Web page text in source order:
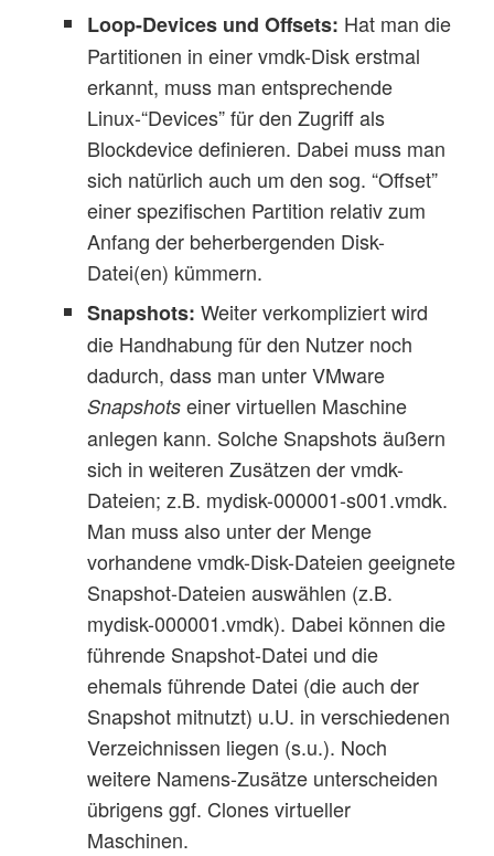
Loop-Devices und Offsets: Hat man die
Partitionen in einer vmdk-Disk erstmal
erkannt, muss man entsprechende
Linux-“Devices” für den Zugriff als
Blockdevice definieren. Dabei muss man
sich natürlich auch um den sog. “Offset”
einer spezifischen Partition relativ zum
Anfang der beherbergenden Disk-
Datei(en) kümmern.
Snapshots: Weiter verkompliziert wird
die Handhabung für den Nutzer noch
dadurch, dass man unter VMware
Snapshots einer virtuellen Maschine
anlegen kann. Solche Snapshots äußern
sich in weiteren Zusätzen der vmdk-
Dateien; z.B. mydisk-000001-s001.vmdk.
Man muss also unter der Menge
vorhandene vmdk-Disk-Dateien geeignete
Snapshot-Dateien auswählen (z.B.
mydisk-000001.vmdk). Dabei können die
führende Snapshot-Datei und die
ehemals führende Datei (die auch der
Snapshot mitnutzt) u.U. in verschiedenen
Verzeichnissen liegen (s.u.). Noch
weitere Namens-Zusätze unterscheiden
übrigens ggf. Clones virtueller
Maschinen.